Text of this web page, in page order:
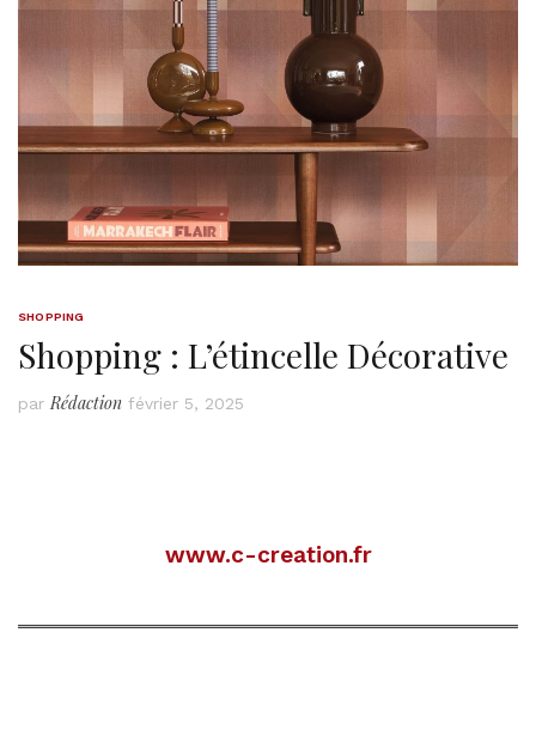
SHOPPING
Shopping : L’étincelle Décorative
par Rédaction février 5, 2025
www.c-creation.fr